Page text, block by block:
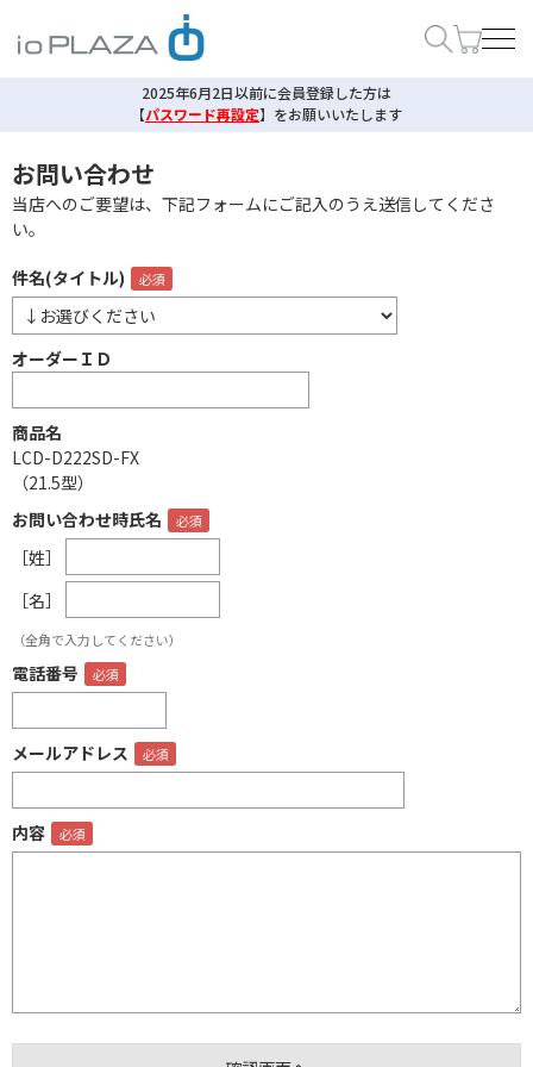
2025年6月2日以前に会員登録した方は
【パスワード再設定】 をお願いいたします
お問い合わせ
当店へのご要望は、下記フォームにご記入のうえ送信してくださ
い。
件名(タイトル)
オーダーＩＤ
商品名
LCD-D222SD-FX
（21.5型）
お問い合わせ時氏名
［姓］
［名］
（全角で入力してください）
電話番号
メールアドレス
内容